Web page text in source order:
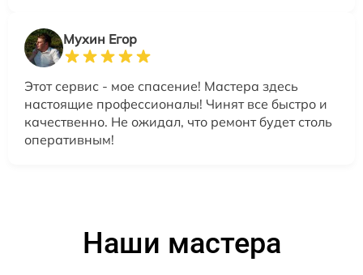
Мухин Егор
Этот сервис - мое спасение! Мастера здесь
настоящие профессионалы! Чинят все быстро и
качественно. Не ожидал, что ремонт будет столь
оперативным!
Наши мастера